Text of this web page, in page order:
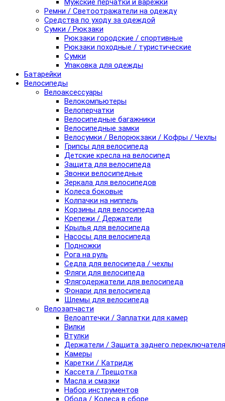
Мужские перчатки и варежки
Ремни / Светоотражатели на одежду
Средства по уходу за одеждой
Сумки / Рюкзаки
Рюкзаки городские / спортивные
Рюкзаки походные / туристические
Сумки
Упаковка для одежды
Батарейки
Велосипеды
Велоаксессуары
Велокомпьютеры
Велоперчатки
Велосипедные багажники
Велосипедные замки
Велосумки / Велорюкзаки / Кофры / Чехлы
Грипсы для велосипеда
Детские кресла на велосипед
Защита для велосипеда
Звонки велосипедные
Зеркала для велосипедов
Колеса боковые
Колпачки на ниппель
Корзины для велосипеда
Крепежи / Держатели
Крылья для велосипеда
Насосы для велосипеда
Подножки
Рога на руль
Седла для велосипеда / чехлы
Фляги для велосипеда
Флягодержатели для велосипеда
Фонари для велосипеда
Шлемы для велосипеда
Велозапчасти
Велоаптечки / Заплатки для камер
Вилки
Втулки
Держатели / Защита заднего переключателя
Камеры
Каретки / Катридж
Кассета / Трещотка
Масла и смазки
Набор инструментов
Обода / Колеса в сборе